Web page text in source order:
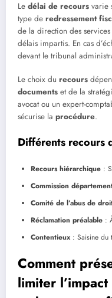
Le délai de recours varie
type de redressement
de la direction des
délais impartis. En cas
devant le tribunal
Le choix du recours
documents et de la
avocat ou un expert-
sécurise la procédure.
Différents recours
Recours hiérarchique :
Commission
Comité de l’abus de
Réclamation préalable :
Contentieux : Saisine du
Comment
limiter